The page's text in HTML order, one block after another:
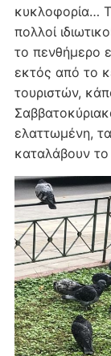
κυκλοφορία…
πολλοί
το πενθήμερο
εκτός από το
τουριστών,
ελαττωμένη,
καταλάβουν